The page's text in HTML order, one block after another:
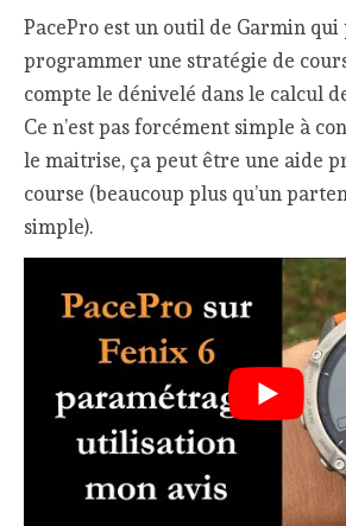
PacePro est un outil de Garmin
programmer une stratégie de
compte le dénivelé dans le calcul
Ce n’est pas forcément simple à
le maitrise, ça peut être une aide
course (beaucoup plus qu’un
simple).